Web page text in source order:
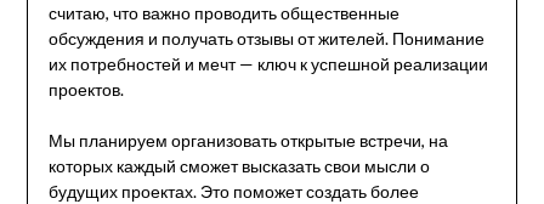
считаю, что важно проводить общественные
обсуждения и получать отзывы от жителей. Понимание
их потребностей и мечт — ключ к успешной реализации
проектов.
Мы планируем организовать открытые встречи, на
которых каждый сможет высказать свои мысли о
будущих проектах. Это поможет создать более